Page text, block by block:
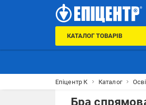
КАТАЛОГ ТОВАРІВ
Епіцентр К Каталог
Бра